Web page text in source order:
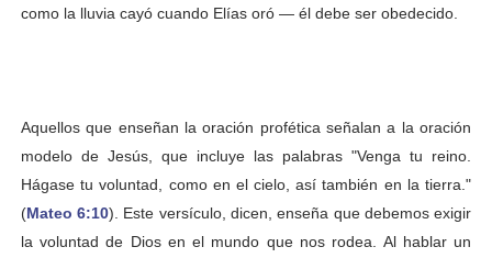
como la lluvia cayó cuando Elías oró — él debe ser obedecido.
Aquellos que enseñan la oración profética señalan a la oración
modelo de Jesús, que incluye las palabras "Venga tu reino.
Hágase tu voluntad, como en el cielo, así también en la tierra."
(Mateo 6:10). Este versículo, dicen, enseña que debemos exigir
la voluntad de Dios en el mundo que nos rodea. Al hablar un